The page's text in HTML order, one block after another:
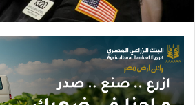
ت
و
ن
ا